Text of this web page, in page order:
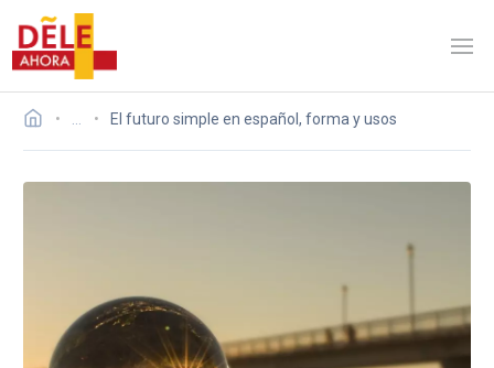
El futuro simple en español, forma y usos